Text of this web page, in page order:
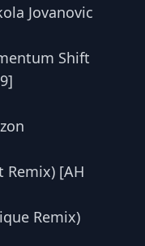
Jovanovic
Shift
Remix) [AH
Remix)